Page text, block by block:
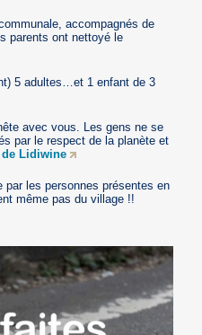
accompagnés de
parents ont nettoyé le
5 adultes…et 1 enfant de 3
avec vous. Les gens ne se
par le respect de la planète et
Lidiwine
par les personnes présentes en
même pas du village !!